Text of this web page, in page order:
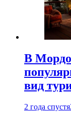
В
вид
2 года спустя